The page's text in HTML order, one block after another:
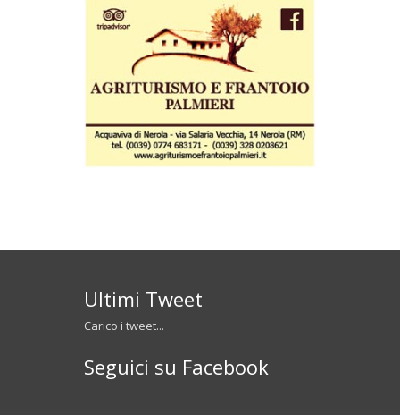
Ultimi Tweet
Carico i tweet...
Seguici su Facebook